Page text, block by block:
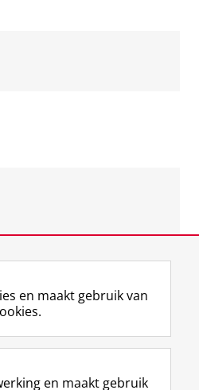
F
a
e
L
i
k
R
S
-
I
n
t
Y
o
T
en maakt gebruik van
en maakt gebruik